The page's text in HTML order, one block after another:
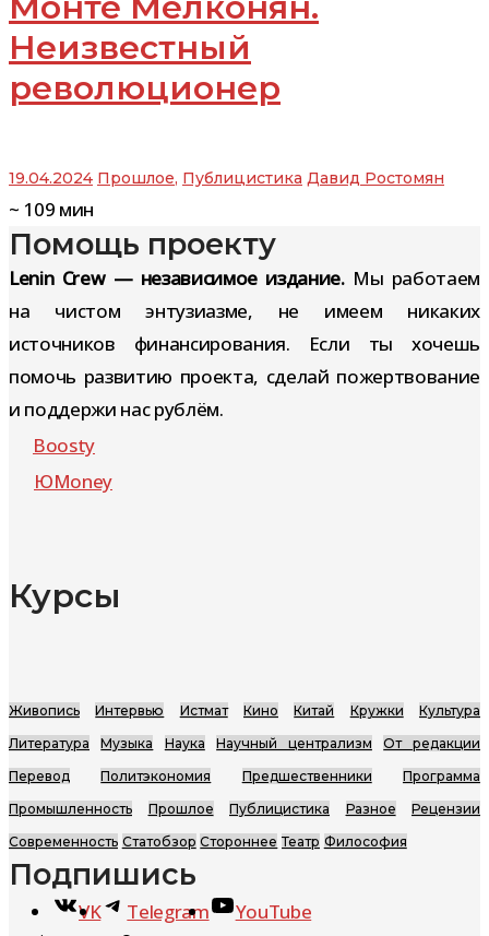
Неизвестный
революционер
19.04.2024 Прошлое, Публицистика Давид Ростомян
~ 109 мин
Помощь проекту
Lenin Crew — независимое издание.Мы работаем
на чистом энтузиазме, не имеем никаких
источников финансирования. Если ты хочешь
помочь развитию проекта, сделай пожертвование
и поддержи нас рублём.
Boosty
ЮMoney
Курсы
Живопись Интервью Истмат Кино Китай Кружки
Культура
Литература
Музыка Наука Научный централизм
От редакции
Перевод
Политэкономия Предшественники
Программа
Промышленность
Прошлое Публицистика Разное
Рецензии
Современность Статобзор Стороннее Театр Философия
Подпишись
VK Telegram YouTube